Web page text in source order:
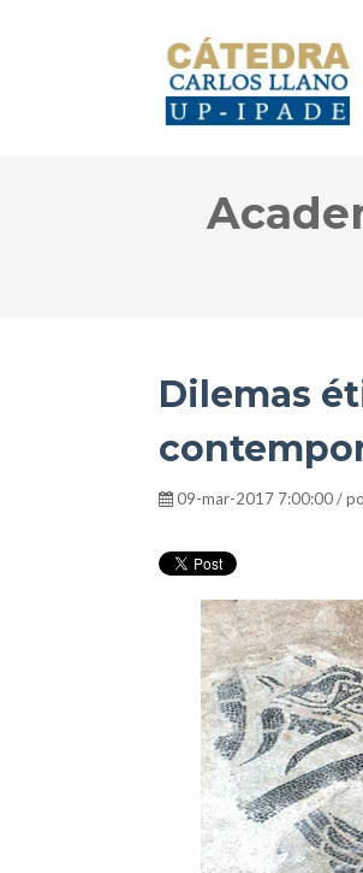
Dilemas
09-mar-2017 7:00:00 /